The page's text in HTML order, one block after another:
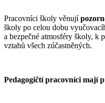
Pracovníci školy věnují
školy po celou dobu
a bezpečné atmosféry školy, k
vztahů všech zúčastněných.
Pedagogičtí pracovníci mají